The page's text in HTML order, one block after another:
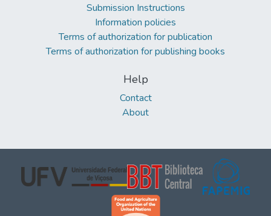
Submission Instructions
Information policies
Terms of authorization for publication
Terms of authorization for publishing books
Help
Contact
About